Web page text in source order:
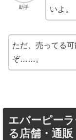
助手
いよ。
ただ、売ってる
ぞ……。
エバーピー
る店舗・通販